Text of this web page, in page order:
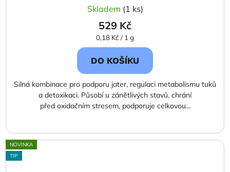
Skladem (1 ks)
529 Kč
Měrná
cena:
0,18 Kč / 1 g
DO KOŠÍKU
Silná kombinace pro podporu jater, regulaci metabolismu tuků
a detoxikaci. Působí u zánětlivých stavů, chrání
před oxidačním stresem, podporuje celkovou...
NOVINKA
TIP